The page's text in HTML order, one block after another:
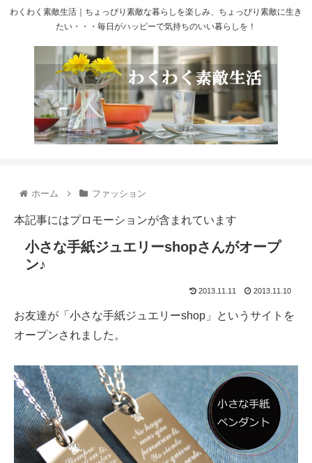
わくわく素敵生活｜ちょっぴり素敵な暮らしを楽しみ、ちょっぴり素敵に生き
たい・・・毎日がハッピーで気持ちのいい暮らしを！
ホーム ファッション
本記事にはプロモーションが含まれています
小さな手紙ジュエリーshopさんがオープ
ン♪
2013.11.11 2013.11.10
お友達が「小さな手紙ジュエリーshop」というサイトを
オープンされました。